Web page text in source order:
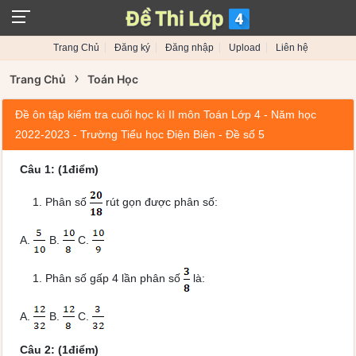
Trang Chủ Đăng ký Đăng nhập Upload Liên hệ
Trang Chủ › Toán Học
Đề ôn tập kiểm tra cuối học kì II môn Toán Lớp 4 - Năm học
2022-2023 - Trường Tiểu học Điện Biên - Đề số 5
Câu 1: (1điểm)
Phân số rút gọn được phân số:
A. B. C.
Phân số gấp 4 lần phân số là:
A. B. C.
Câu 2: (1điểm)